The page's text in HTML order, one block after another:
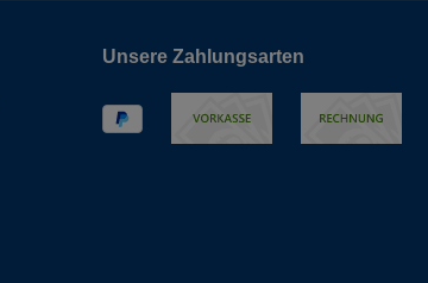
Unsere Zahlungsarten